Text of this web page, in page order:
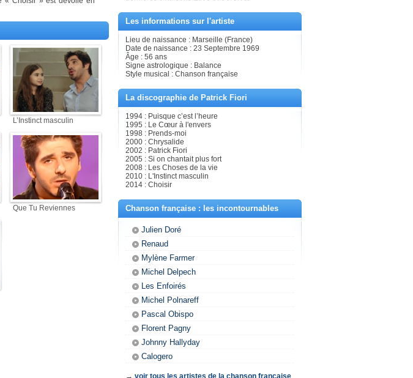
L’Instinct masculin
Que Tu Reviennes
Les informations sur l'artiste
Lieu de naissance : Marseille (France)
Date de naissance : 23 Septembre 1969
Âge : 56 ans
Signe astrologique : Balance
Style musical : Chanson française
La discographie de Patrick Fiori
1994 : Puisque c’est l’heure
1995 : Le Cœur à l'envers
1998 : Prends-moi
2000 : Chrysalide
2002 : Patrick Fiori
2005 : Si on chantait plus fort
2008 : Les Choses de la vie
2010 : L'Instinct masculin
2014 : Choisir
Chanson française : les incontournables
Julien Doré
Renaud
Mylène Farmer
Michel Delpech
Les Enfoirés
Michel Polnareff
Pascal Obispo
Florent Pagny
Johnny Hallyday
Calogero
→ voir tous les artistes de la chanson française